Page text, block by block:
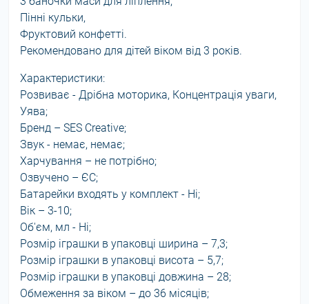
Пінні кульки,
Фруктовий конфетті.
Рекомендовано для дітей віком від 3 років.
Характеристики:
Розвиває - Дрібна моторика, Концентрація уваги,
Уява;
Бренд – SES Creative;
Звук - немає, немає;
Харчування – не потрібно;
Озвучено – ЄС;
Батарейки входять у комплект - Ні;
Вік – 3-10;
Об'єм, мл - Ні;
Розмір іграшки в упаковці ширина – 7,3;
Розмір іграшки в упаковці висота – 5,7;
Розмір іграшки в упаковці довжина – 28;
Обмеження за віком – до 36 місяців;